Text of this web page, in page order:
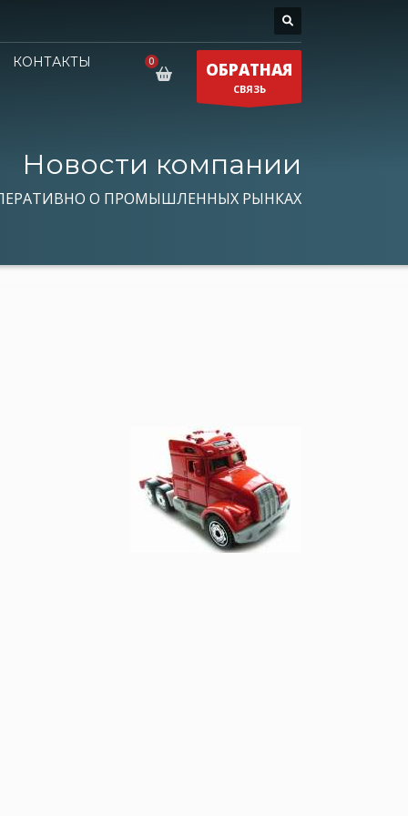
КОНТАКТЫ ОБРАТНАЯ
СВЯЗЬ
Новости компании
О ПРОМЫШЛЕННЫХ РЫНКАХ